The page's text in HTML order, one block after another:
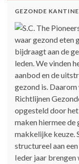
GEZONDE KANTINE